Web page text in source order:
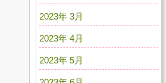
2023年 3月
2023年 4月
2023年 5月